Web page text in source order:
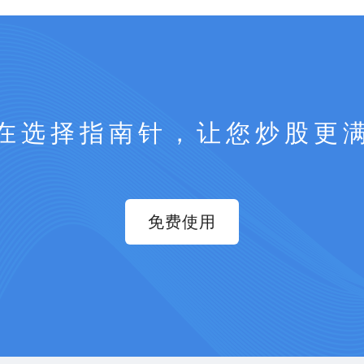
选择指南针，让您炒股更
免费使用